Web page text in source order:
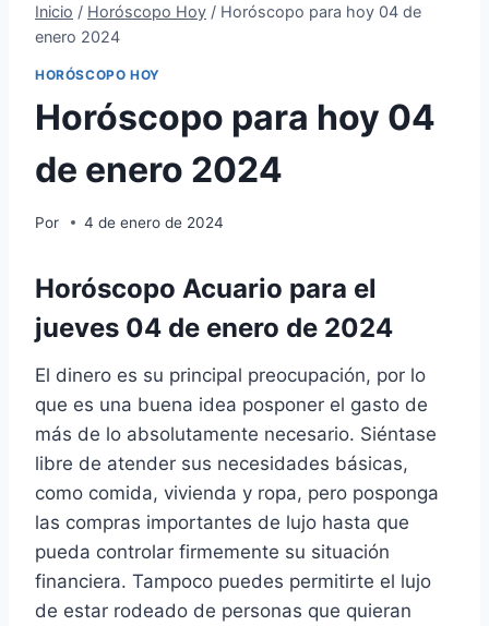
Inicio / Horóscopo Hoy / Horóscopo para hoy 04 de
enero 2024
HORÓSCOPO HOY
Horóscopo para hoy 04
de enero 2024
Por 4 de enero de 2024
Horóscopo Acuario para el
jueves 04 de enero de 2024
El dinero es su principal preocupación, por lo
que es una buena idea posponer el gasto de
más de lo absolutamente necesario. Siéntase
libre de atender sus necesidades básicas,
como comida, vivienda y ropa, pero posponga
las compras importantes de lujo hasta que
pueda controlar firmemente su situación
financiera. Tampoco puedes permitirte el lujo
de estar rodeado de personas que quieran